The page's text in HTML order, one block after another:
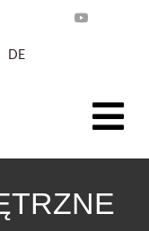
DE